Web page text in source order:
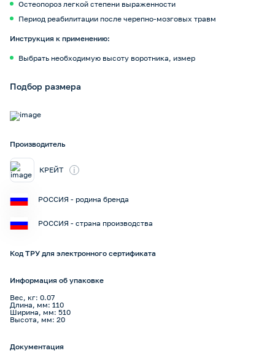
Остеопороз легкой степени выраженности
Период реабилитации после черепно-мозговых травм
Инструкция к применению:
Выбрать необходимую высоту воротника, измер
Подбор размера
Производитель
КРЕЙТ i
РОССИЯ - родина бренда
РОССИЯ - страна производства
Код ТРУ для электронного сертификата
Информация об упаковке
Вес, кг: 0.07
Длина, мм: 110
Ширина, мм: 510
Высота, мм: 20
Документация